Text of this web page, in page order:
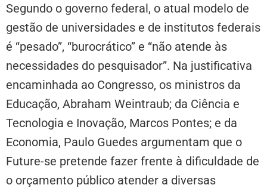
Segundo o governo federal, o atual modelo de
gestão de universidades e de institutos federais
é “pesado”, “burocrático” e “não atende às
necessidades do pesquisador”. Na justificativa
encaminhada ao Congresso, os ministros da
Educação, Abraham Weintraub; da Ciência e
Tecnologia e Inovação, Marcos Pontes; e da
Economia, Paulo Guedes argumentam que o
Future-se pretende fazer frente à dificuldade de
o orçamento público atender a diversas